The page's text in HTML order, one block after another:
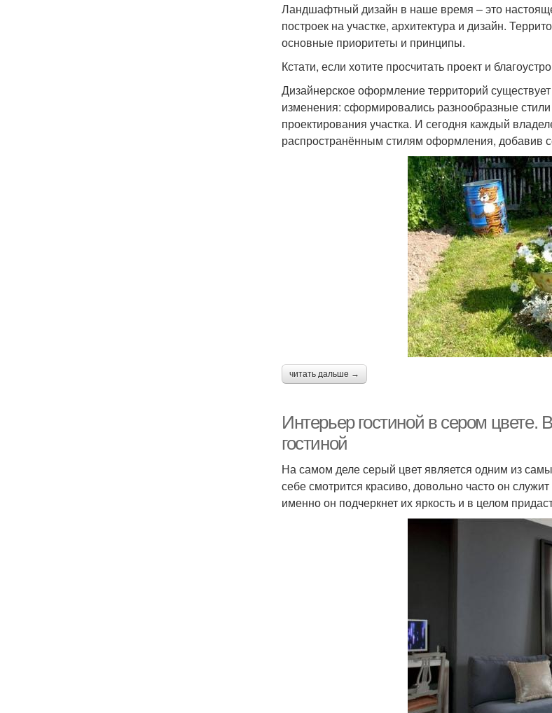
Ландшафтный дизайн в наше время – это
построек на участке, архитектура и дизайн.
основные приоритеты и принципы.
Кстати, если хотите просчитать проект и
Дизайнерское оформление территорий
изменения: сформировались разнообразные
проектирования участка. И сегодня каждый
распространённым стилям оформления, добавив
читать дальше →
Интерьер гостиной в сером цвете.
гостиной
На самом деле серый цвет является одним из
себе смотрится красиво, довольно часто он
именно он подчеркнет их яркость и в целом